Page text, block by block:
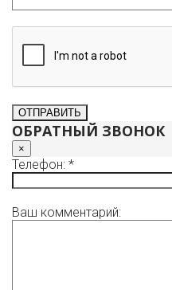
Один взрослый
просмотре и обсудим
ОБРАТНЫЙ ЗВОНОК
×
Телефон: *
Ваш комментарий: